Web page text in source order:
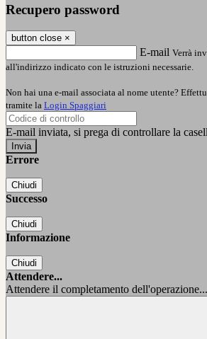
Recupero password
button close ×
E-mail Verrà
all'indirizzo indicato con le istruzioni necessarie.
Non hai una e-mail associata al nome utente?
tramite la Login Spaggiari
E-mail inviata, si prega di controllare la
Errore
Chiudi
Successo
Chiudi
Informazione
Chiudi
Attendere...
Attendere il completamento dell'operazione...